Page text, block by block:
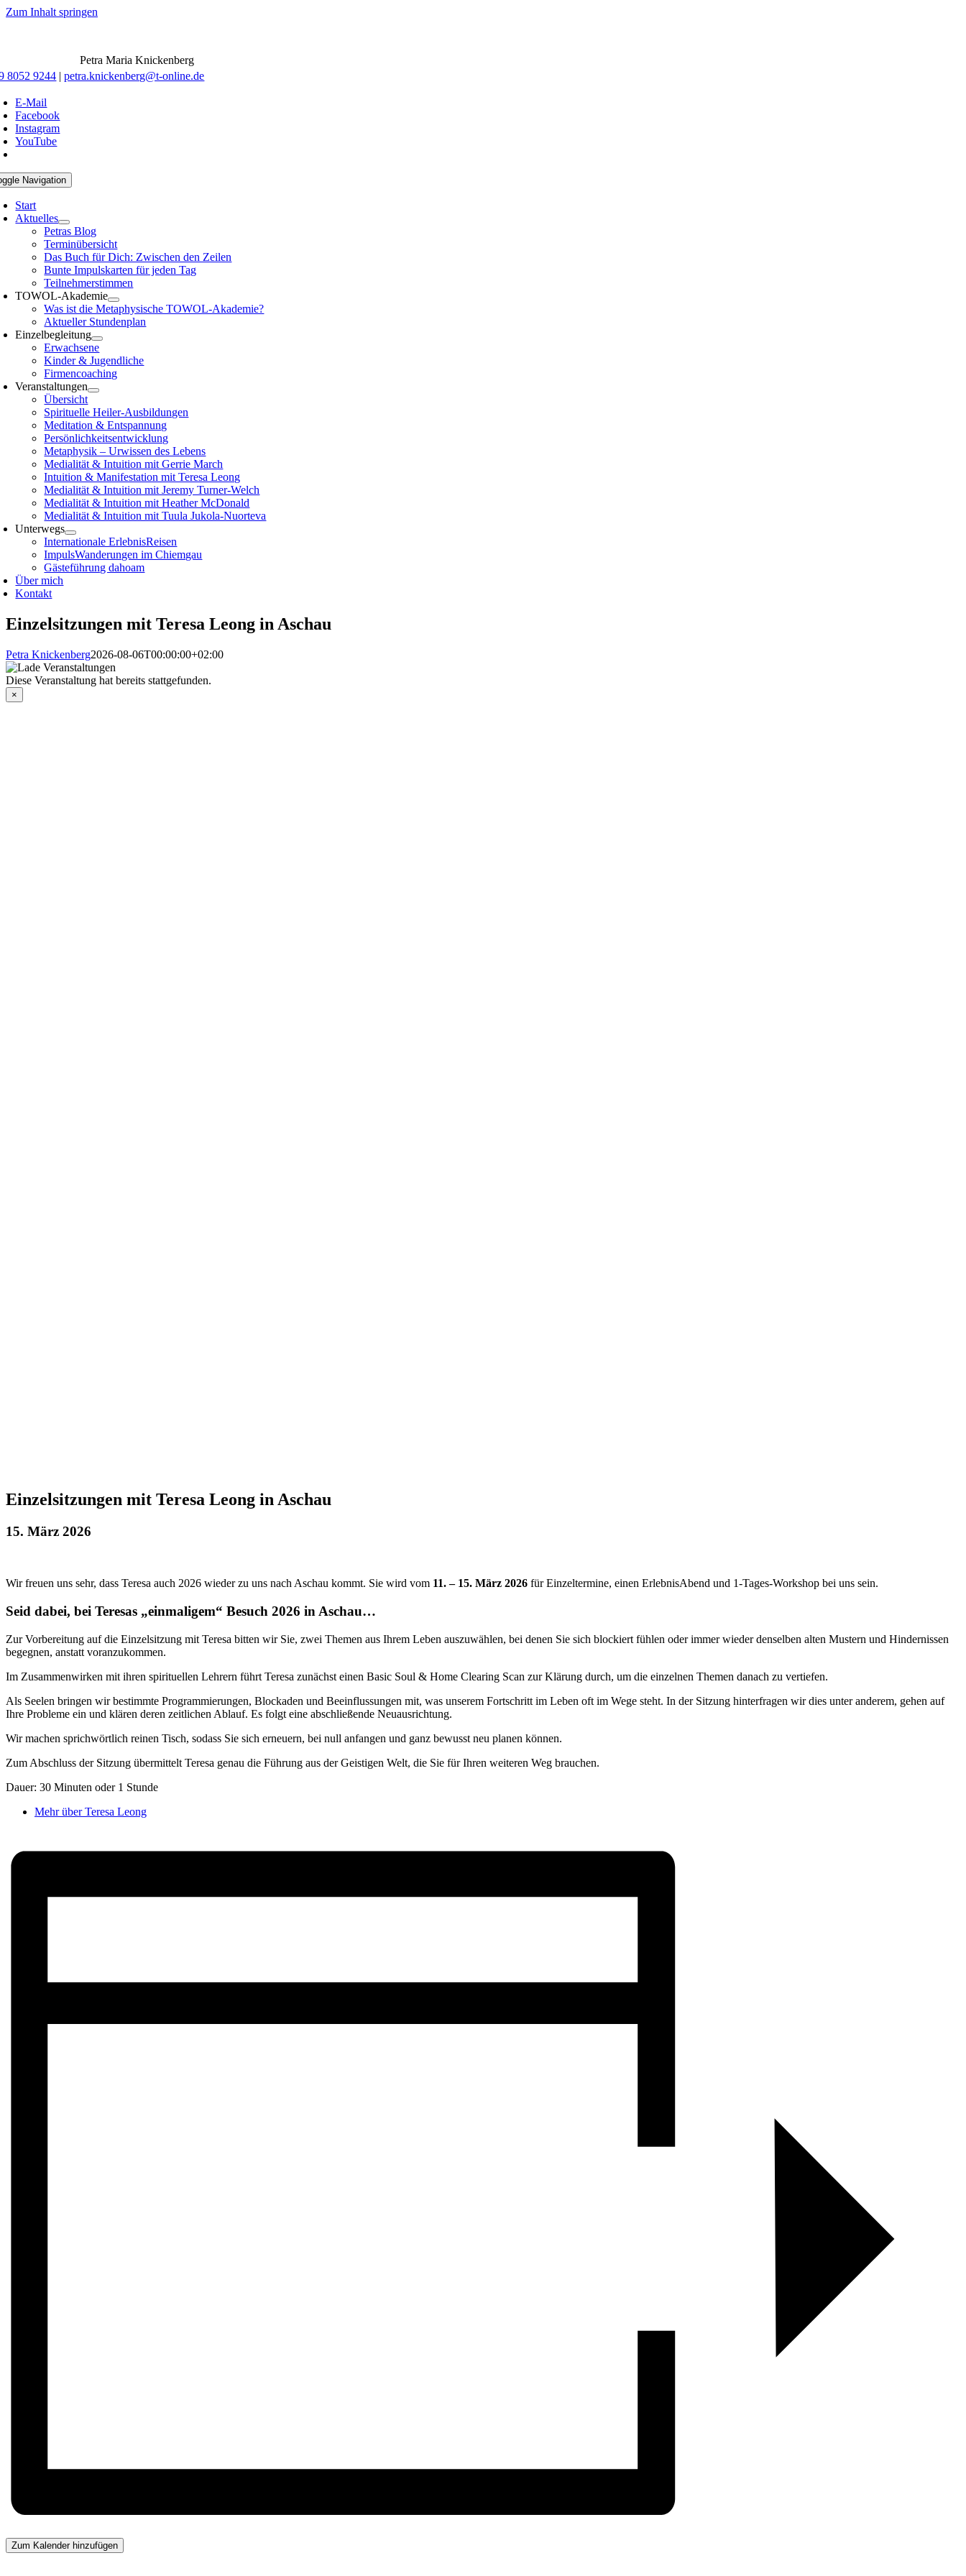
Zum Inhalt springen
Petra Maria Knickenberg
8052 9244 |petra.knickenberg@t-online.de
E-Mail
Facebook
Instagram
YouTube
Navigation
Start
Aktuelles
Petras Blog
Terminübersicht
Das Buch für Dich: Zwischen den Zeilen
Bunte Impulskarten für jeden Tag
Teilnehmerstimmen
TOWOL-Akademie
Was ist die Metaphysische TOWOL-Akademie?
Aktueller Stundenplan
Einzelbegleitung
Erwachsene
Kinder & Jugendliche
Firmencoaching
Veranstaltungen
Übersicht
Spirituelle Heiler-Ausbildungen
Meditation & Entspannung
Persönlichkeitsentwicklung
Metaphysik – Urwissen des Lebens
Medialität & Intuition mit Gerrie March
Intuition & Manifestation mit Teresa Leong
Medialität & Intuition mit Jeremy Turner-Welch
Medialität & Intuition mit Heather McDonald
Medialität & Intuition mit Tuula Jukola-Nuorteva
Unterwegs
Internationale ErlebnisReisen
ImpulsWanderungen im Chiemgau
Gästeführung dahoam
Über mich
Kontakt
Einzelsitzungen mit Teresa Leong in Aschau
Petra Knickenberg2026-08-06T00:00:00+02:00
Diese Veranstaltung hat bereits stattgefunden.
×
Einzelsitzungen mit Teresa Leong in Aschau
15. März 2026
Wir freuen uns sehr, dass Teresa auch 2026 wieder zu uns nach Aschau kommt. Sie wird vom 11. – 15. März 2026 für Einzeltermine, einen ErlebnisAbend und 1-Tages-Workshop bei uns sein.
Seid dabei, bei Teresas „einmaligem“ Besuch 2026 in Aschau…
Zur Vorbereitung auf die Einzelsitzung mit Teresa bitten wir Sie, zwei Themen aus Ihrem Leben auszuwählen, bei denen Sie sich blockiert fühlen oder immer wieder denselben alten Mustern und Hindernissen
begegnen, anstatt voranzukommen.
Im Zusammenwirken mit ihren spirituellen Lehrern führt Teresa zunächst einen Basic Soul & Home Clearing Scan zur Klärung durch, um die einzelnen Themen danach zu vertiefen.
Als Seelen bringen wir bestimmte Programmierungen, Blockaden und Beeinflussungen mit, was unserem Fortschritt im Leben oft im Wege steht. In der Sitzung hinterfragen wir dies unter anderem, gehen auf
Ihre Probleme ein und klären deren zeitlichen Ablauf. Es folgt eine abschließende Neuausrichtung.
Wir machen sprichwörtlich reinen Tisch, sodass Sie sich erneuern, bei null anfangen und ganz bewusst neu planen können.
Zum Abschluss der Sitzung übermittelt Teresa genau die Führung aus der Geistigen Welt, die Sie für Ihren weiteren Weg brauchen.
Dauer: 30 Minuten oder 1 Stunde
Mehr über Teresa Leong
Zum Kalender hinzufügen